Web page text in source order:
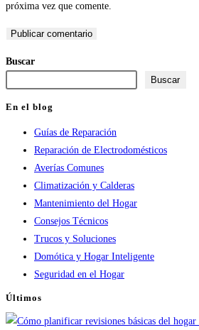
de
usuario
comentar
correo
electrónico
comentar
de
tu
(opcional)
próxima vez que comente.
Buscar
Buscar
En el blog
Guías de Reparación
Reparación de Electrodomésticos
Averías Comunes
Climatización y Calderas
Mantenimiento del Hogar
Consejos Técnicos
Trucos y Soluciones
Domótica y Hogar Inteligente
Seguridad en el Hogar
Últimos